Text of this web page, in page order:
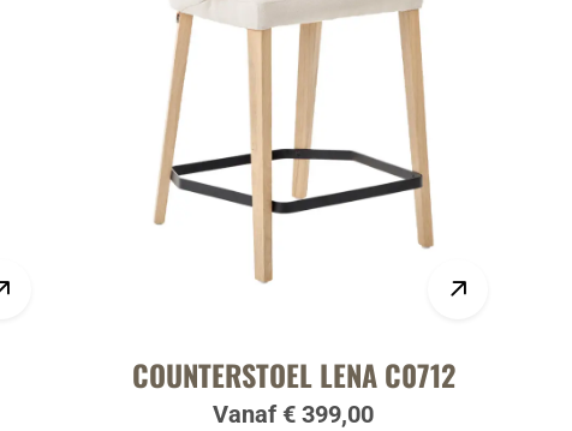
COUNTERSTOEL LENA C0712
Vanaf € 399,00